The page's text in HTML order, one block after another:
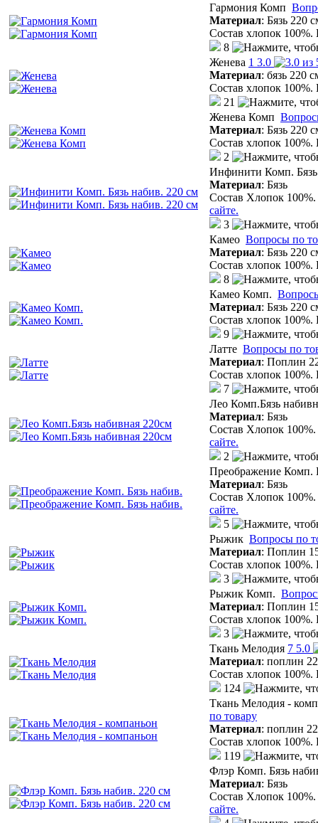
Гармония Комп
Материал: Бязь 220
Состав хлопок 100%.
8
Женева 1 3.0
Материал: бязь 220
Состав хлопок 100%.
21
Женева Комп
Материал: Бязь 220
Состав хлопок 100%.
2
Инфинити Комп.
Материал: Бязь
Состав Хлопок
сайте.
3
Камео Вопросы по
Материал: Бязь 220
Состав хлопок 100%.
8
Камео Комп.
Материал: Бязь 220
Состав хлопок 100%.
9
Латте Вопросы по
Материал: Поплин
Состав хлопок 100%.
7
Лео Комп.Бязь
Материал: Бязь
Состав Хлопок
сайте.
2
Преображение Комп.
Материал: Бязь
Состав Хлопок
сайте.
5
Рыжик Вопросы по
Материал: Поплин
Состав хлопок 100%.
3
Рыжик Комп.
Материал: Поплин
Состав хлопок 100%.
3
Ткань Мелодия 7 5.0
Материал: поплин
Состав хлопок 100%.
124
Ткань Мелодия -
по товару
Материал: поплин
Состав хлопок 100%.
119
Флэр Комп. Бязь
Материал: Бязь
Состав Хлопок
сайте.